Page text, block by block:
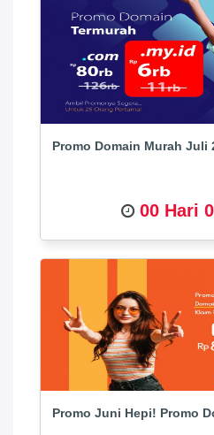
Promo Domain Murah Juli
00 Hari
Promo Juni Hepi! Promo